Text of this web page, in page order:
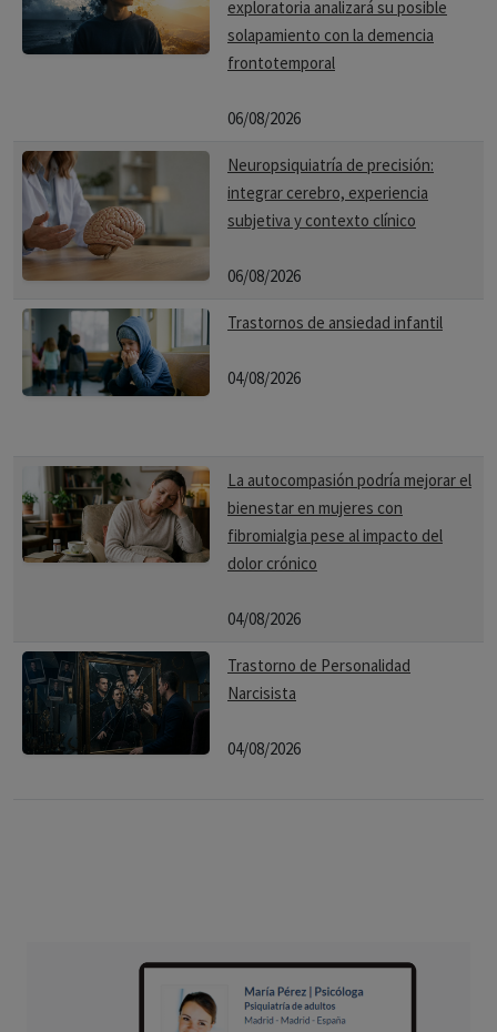
exploratoria analizará su posible
solapamiento con la demencia
frontotemporal
06/08/2026
Neuropsiquiatría de precisión:
integrar cerebro, experiencia
subjetiva y contexto clínico
06/08/2026
Trastornos de ansiedad infantil
04/08/2026
La autocompasión podría mejorar el
bienestar en mujeres con
fibromialgia pese al impacto del
dolor crónico
04/08/2026
Trastorno de Personalidad
Narcisista
04/08/2026